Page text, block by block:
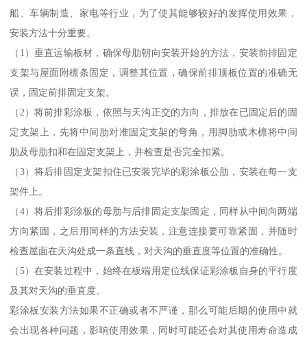
船、车辆制造、家电等行业，为了使其能够较好的发挥使用效果，
安装方法十分重要。
（1）垂直运输板材，确保母肋朝向安装开始的方法，安装前排固定
支架与屋面附檩条固定，调整其位置，确保前排顶板位置的准确无
误，固定前排固定支架。
（2）将前排彩涂板，依照与天沟正交的方向，排放在已固定后的固
定支架上，先将中间肋对准固定支架的弯角，用脚肋或木檩将中间
肋及母肋扣和在固定支架上，并检查是否完全扣紧。
（3）将后排固定支架扣住已安装完毕的彩涂板公肋，安装在每一支
架件上。
（4）将后排彩涂板的母肋与后排固定支架固定，同样从中间向两端
方向紧固，之后用同样的方法安装，注意连接要可靠紧固，并随时
检查屋面在天沟处成一条直线，对天沟的垂直度等位置的准确性。
（5）在安装过程中，始终在板端用定位线保证彩涂板自身的平行度
及其对天沟的垂直度。
彩涂板安装方法如果不正确或者不严谨，那么可能后期的使用中就
会出现各种问题，影响使用效果，同时可能还会对其使用寿命造成